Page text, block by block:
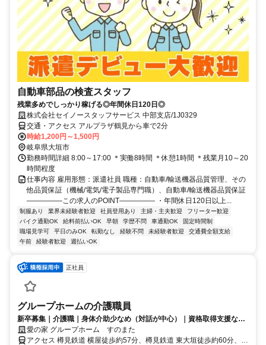
自動車部品の検査スタッフ
残業多めでしっかり稼げる◎年間休日120日◎
株式会社セイノースタッフサービス 中部支店/1J0329
交通・アクセス アルプラザ鶴見から車で2分
時給1,200円～1,500円
岐阜県大垣市
勤務時間詳細 8:00～17:00 ＊実働8時間 ＊休憩1時間 ＊残業月10～20
時間程度
仕事内容 雇用形態：派遣社員 職種：自動車/輸送機器品質管理、その
他品質保証（機械/電気/電子製品専門職）、自動車/輸送機器品質保証
―――――この求人のPOINT――――― ・年間休日120日以上...
制服あり 業界未経験者歓迎 社員登用あり 主婦・主夫歓迎
フリーター歓迎
バイク通勤OK
給料前払いOK 早朝 学歴不問 車通勤OK
固定時間制
職場見学可
平日のみOK 転勤なし 経験不問 未経験者歓迎
交通費全額支給
午前
経験者歓迎 週払いOK
正社員
グループホームの介護職員
新卒募集｜介護職｜身体介助少なめ（対話が中心）｜資格取得支援など
福利厚生充実◎
愛の家 グループホーム すのまた
アクセス 樽見鉄道 横屋徒歩約57分、樽見鉄道 東大垣徒歩約60分、Ｊ